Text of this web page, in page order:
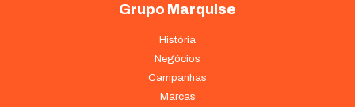
Grupo Marquise
História
Negócios
Campanhas
Marcas